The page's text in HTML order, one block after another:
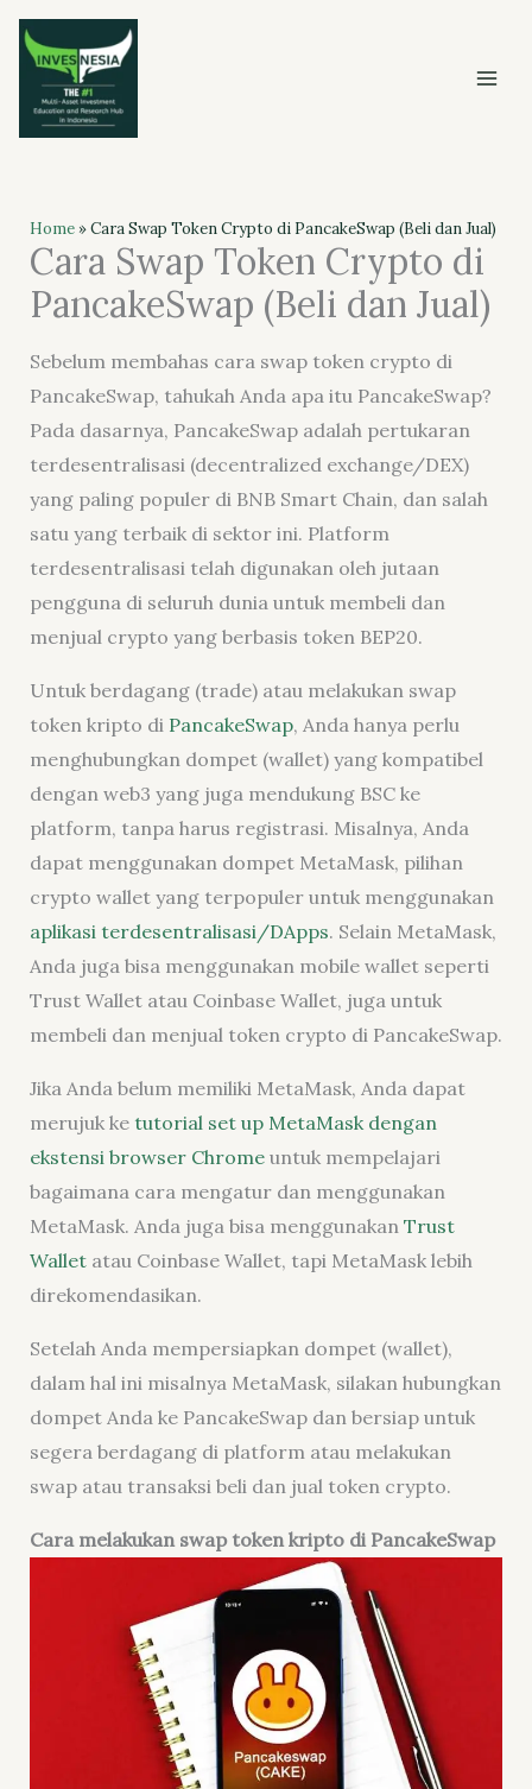
Skip
content
Home»Cara Swap Token Crypto di PancakeSwap (Beli dan Jual)
Cara Swap Token Crypto di
PancakeSwap (Beli dan Jual)
Sebelum membahas cara swap token crypto di
PancakeSwap, tahukah Anda apa itu PancakeSwap?
Pada dasarnya, PancakeSwap adalah pertukaran
terdesentralisasi (decentralized exchange/DEX)
yang paling populer di BNB Smart Chain, dan salah
satu yang terbaik di sektor ini. Platform
terdesentralisasi telah digunakan oleh jutaan
pengguna di seluruh dunia untuk membeli dan
menjual crypto yang berbasis token BEP20.
Untuk berdagang (trade) atau melakukan swap
token kripto di PancakeSwap, Anda hanya perlu
menghubungkan dompet (wallet) yang kompatibel
dengan web3 yang juga mendukung BSC ke
platform, tanpa harus registrasi. Misalnya, Anda
dapat menggunakan dompet MetaMask, pilihan
crypto wallet yang terpopuler untuk menggunakan
aplikasi terdesentralisasi/DApps. Selain MetaMask,
Anda juga bisa menggunakan mobile wallet seperti
Trust Wallet atau Coinbase Wallet, juga untuk
membeli dan menjual token crypto di PancakeSwap.
Jika Anda belum memiliki MetaMask, Anda dapat
merujuk ke tutorial set up MetaMask dengan
ekstensi browser Chromeuntuk mempelajari
bagaimana cara mengatur dan menggunakan
MetaMask. Anda juga bisa menggunakan Trust
Walletatau Coinbase Wallet, tapi MetaMask lebih
direkomendasikan.
Setelah Anda mempersiapkan dompet (wallet),
dalam hal ini misalnya MetaMask, silakan hubungkan
dompet Anda ke PancakeSwap dan bersiap untuk
segera berdagang di platform atau melakukan
swap atau transaksi beli dan jual token crypto.
Cara melakukan swap token kripto di PancakeSwap